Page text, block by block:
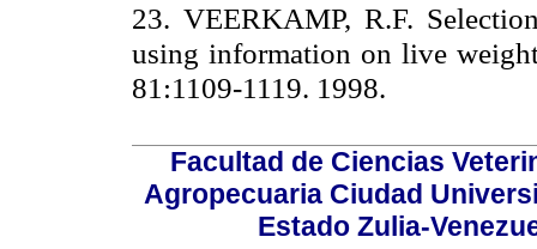
23. VEERKAMP, R.F.
using information on live
81:1109-1119. 1998.
Facultad de Ciencias
Agropecuaria Ciudad
Estado Zulia-